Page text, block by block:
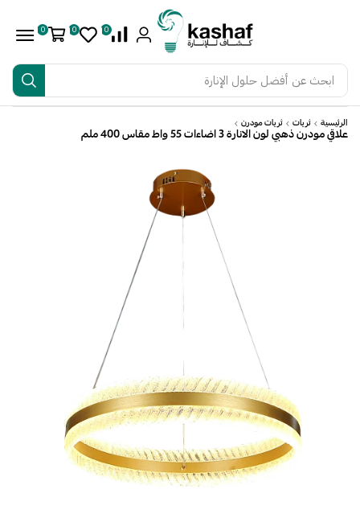
ابحث عن أفضل حلول الإنارة
0
0
0
الرئيسية ثريات ثريات مودرن
علاقي مودرن ذهبي لون الانارة 3 اضاءات 55 واط مقاس 400 ملم